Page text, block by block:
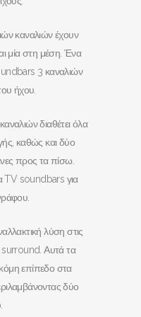
καναλιών έχουν
μία στη μέση. Ένα
3 καναλιών
ήχου.
διαθέτει όλα
καθώς και δύο
προς τα πίσω.
TV soundbars για
λύση στις
surround. Αυτά τα
επίπεδο στα
δύο